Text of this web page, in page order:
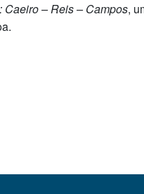
Caeiro – Reis – Campos,